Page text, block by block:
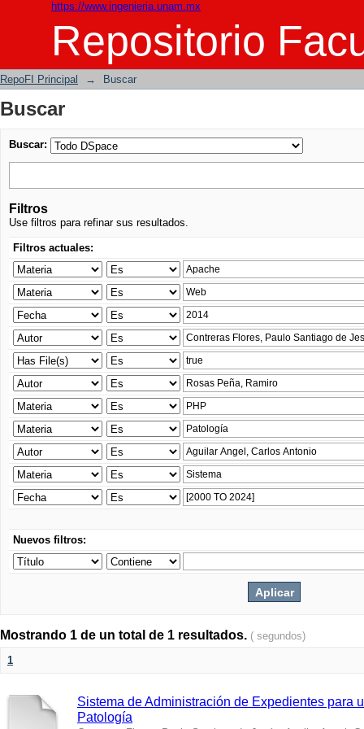
https://www.ingenieria.unam.mx
Repositorio
Buscar
RepoFI Principal → Buscar
Buscar
Buscar:
Filtros
Use filtros para refinar sus resultados.
Filtros actuales:
Nuevos filtros:
Mostrando 1 de un total de 1 resultados. ( segundos)
1
Sistema de Administración de Expedientes para
Patología